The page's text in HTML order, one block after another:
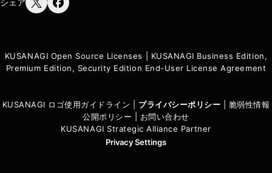
KUSANAGI Open Source Licenses
KUSANAGI Business Edition,
Premium Edition, Security Edition End-User License Agreement
KUSANAGI ロゴ使用ガイドライン プライバシーポリシー
脆弱性情報
公開ポリシー
お問い合わせ
KUSANAGI Strategic Alliance Partner
Privacy Settings